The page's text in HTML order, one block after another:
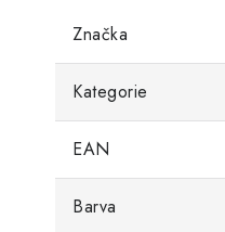
Značka
Kategorie
EAN
Barva